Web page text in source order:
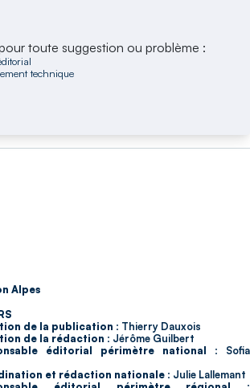
toute suggestion ou problème :
technique
Alpes
de la publication : Thierry Dauxois
de la rédaction : Jérôme Guilbert
éditorial périmètre national : Sofia
et rédaction nationale : Julie Lallemant